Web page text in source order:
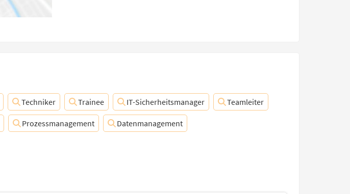
Techniker Trainee IT-Sicherheitsmanager Teamleiter
Prozessmanagement Datenmanagement